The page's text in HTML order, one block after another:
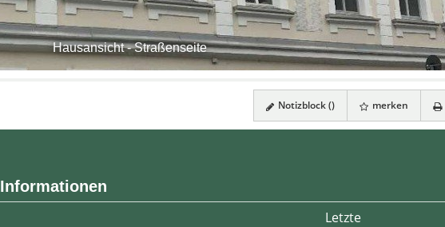
Hausansicht - Straßenseite
Notizblock () merken
Informationen
Letzte